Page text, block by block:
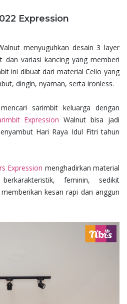
Expression
menyuguhkan desain 3 layer
dan variasi kancing yang memberi
ini dibuat dari material Celio yang
dingin, nyaman, serta ironless.
sarimbit keluarga dengan
Expression Walnut bisa jadi
Hari Raya Idul Fitri tahun
Expression menghadirkan material
feminin, sedikit
kesan rapi dan anggun